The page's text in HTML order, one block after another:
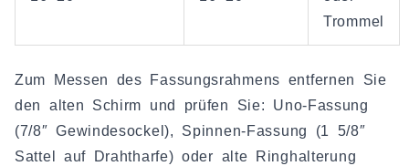
Trommel
Zum Messen des Fassungsrahmens entfernen Sie
den alten Schirm und prüfen Sie: Uno-Fassung
(7/8″ Gewindesockel), Spinnen-Fassung (1 5/8″
Sattel auf Drahtharfe) oder alte Ringhalterung